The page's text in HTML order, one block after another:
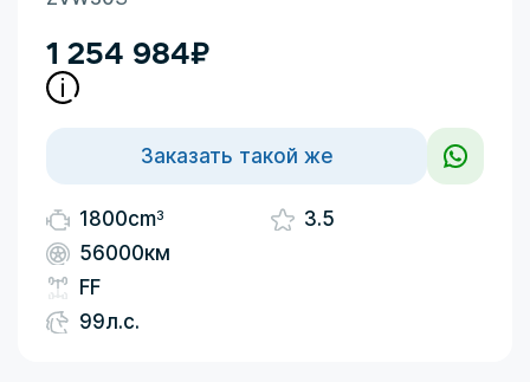
1800cm3
56000км
FF
99л.с.
3.5
1 254 984₽
Заказать такой же